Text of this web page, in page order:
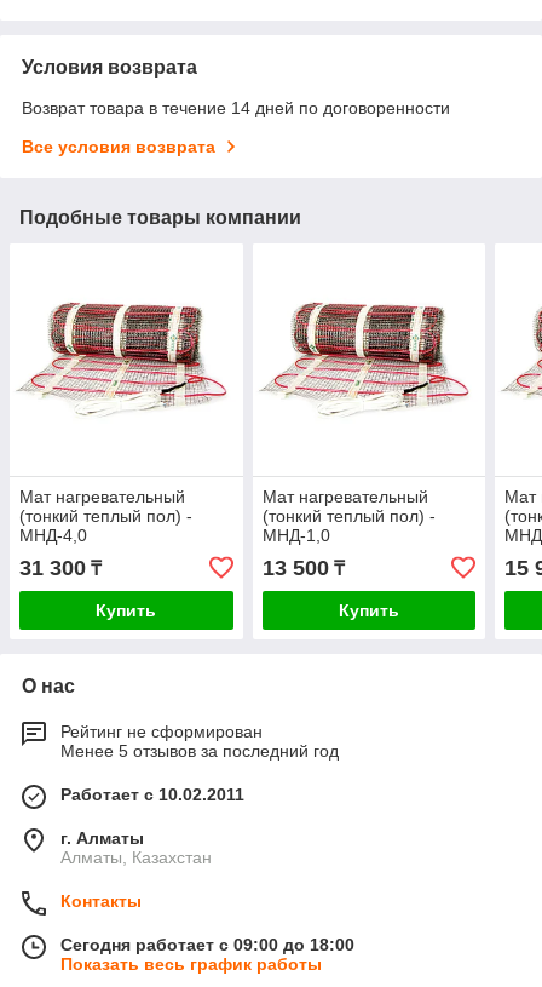
Условия возврата
Возврат товара в течение 14 дней по договоренности
Все условия возврата
Подобные товары компании
Мат нагревательный
(тонкий теплый пол) -
МНД-4,0
31 300 ₸
Купить
Мат нагревательный
(тонкий теплый пол) -
МНД-1,0
13 500₸
Купить
Мат
15
О нас
Рейтинг не сформирован
Менее 5 отзывов за последний год
Работает с 10.02.2011
г. Алматы
Алматы, Казахстан
Контакты
Сегодня работает с 09:00 до 18:00
Показать весь график работы